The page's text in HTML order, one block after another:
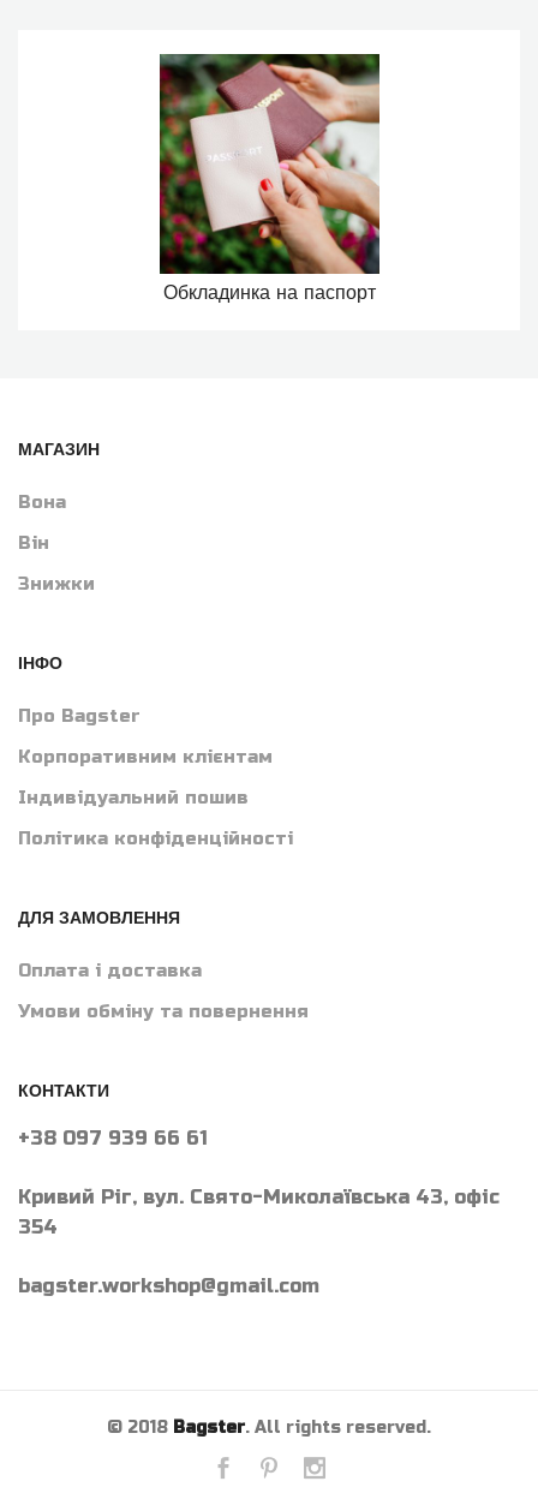
Обкладинка на паспорт
МАГАЗИН
Вона
Він
Знижки
ІНФО
Про Bagster
Корпоративним клієнтам
Індивідуальний пошив
Політика конфіденційності
ДЛЯ ЗАМОВЛЕННЯ
Оплата і доставка
Умови обміну та повернення
КОНТАКТИ
+38 097 939 66 61
Кривий Ріг, вул. Свято-Миколаївська 43, офіс
354
bagster.workshop@gmail.com
© 2018 Bagster. All rights reserved.